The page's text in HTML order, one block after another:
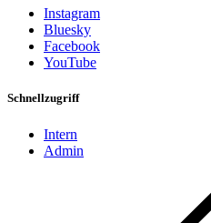
Instagram
Bluesky
Facebook
YouTube
Schnellzugriff
Intern
Admin